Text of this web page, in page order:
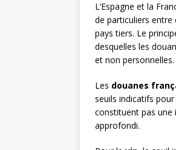
L’Espagne et la
de particuliers entre
pays tiers. Le
desquelles les
et non personnelles.
Les douanes
seuils indicatifs pour
constituent pas une
approfondi.